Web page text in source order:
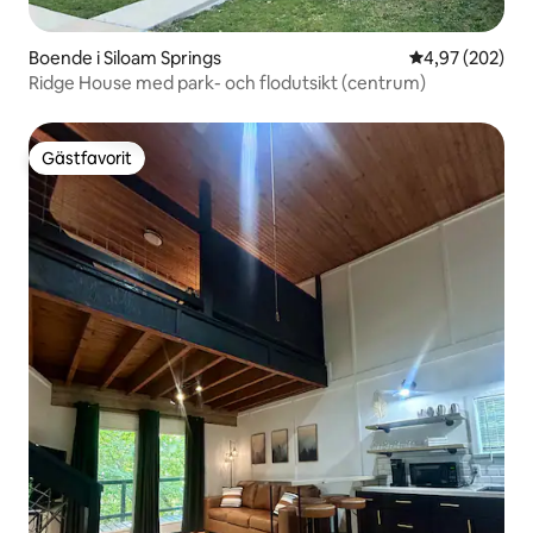
Boende i Siloam Springs 4,97 av 5 i
4,97 (202)
Ridge House med park- och flodutsikt (centrum)
Gästfavorit
Gästfavorit